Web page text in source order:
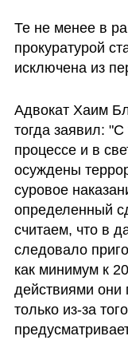
Те не менее в
прокуратурой
исключена из
Адвокат Хаим
тогда заявил:
процессе и в
осуждены
суровое
определенный
считаем, что в
следовало
как минимум к
действиями они
только из-за